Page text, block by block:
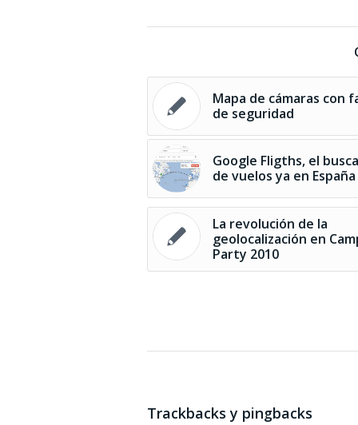
Mapa de cámaras con
de seguridad
Google Fligths, el
de vuelos ya en España
La revolución de la
geolocalización en
Party 2010
Trackbacks y pingbacks